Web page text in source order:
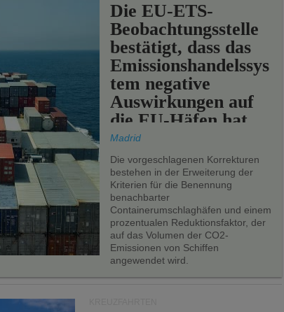
Die EU-ETS-
Beobachtungsstelle
bestätigt, dass das
Emissionshandelssys
tem negative
Auswirkungen auf
die EU-Häfen hat.
Madrid
Die vorgeschlagenen Korrekturen
bestehen in der Erweiterung der
Kriterien für die Benennung
benachbarter
Containerumschlaghäfen und einem
prozentualen Reduktionsfaktor, der
auf das Volumen der CO2-
Emissionen von Schiffen
angewendet wird.